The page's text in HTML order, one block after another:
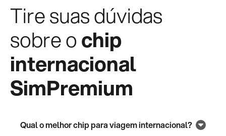
Tire suas dúvidas
sobre ochip
internacional
SimPremium
Qual o melhor chip para viagem internacional?